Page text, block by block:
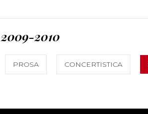
2010
PROSA CONCERTISTICA